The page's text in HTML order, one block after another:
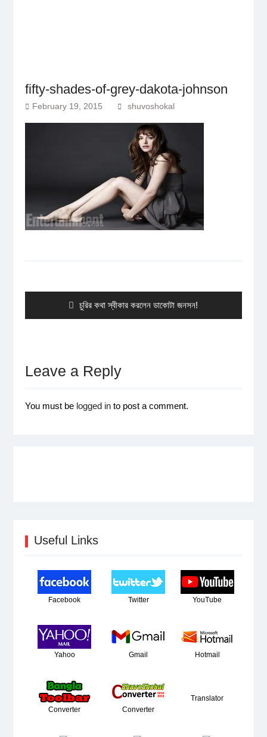
fifty-shades-of-grey-dakota-johnson
February 19, 2015 shuvoshokal
Previous
post:
চুরির কথা স্বীকার করলেন ডাকোটা জনসন!
Leave a Reply
You must be logged into post a comment.
Useful Links
Facebook Twitter YouTube
Yahoo Gmail Hotmail
Converter Converter
Translator